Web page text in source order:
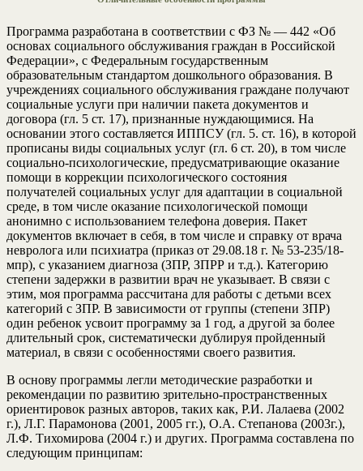
Программа разработана в соответствии с ФЗ № — 442 «Об
основах социального обслуживания граждан в Российской
Федерации», с Федеральным государственным
образовательным стандартом дошкольного образования. В
учреждениях социального обслуживания граждане получают
социальные услуги при наличии пакета документов и
договора (гл. 5 ст. 17), признанные нуждающимися. На
основании этого составляется ИППСУ (гл. 5. ст. 16), в которой
прописаны виды социальных услуг (гл. 6 ст. 20), в том числе
социально-психологические, предусматривающие оказание
помощи в коррекции психологического состояния
получателей социальных услуг для адаптации в социальной
среде, в том числе оказание психологической помощи
анонимно с использованием телефона доверия. Пакет
документов включает в себя, в том числе и справку от врача
невролога или психиатра (приказ от 29.08.18 г. № 53-235/18-
мпр), с указанием диагноза (ЗПР, ЗПРР и т.д.). Категорию
степени задержки в развитии врач не указывает. В связи с
этим, моя программа рассчитана для работы с детьми всех
категорий с ЗПР. В зависимости от группы (степени ЗПР)
один ребенок усвоит программу за 1 год, а другой за более
длительный срок, систематически дублируя пройденный
материал, в связи с особенностями своего развития.
В основу программы легли методические разработки и
рекомендации по развитию зрительно-пространственных
ориентировок разных авторов, таких как, Р.И. Лалаева (2002
г.), Л.Г. Парамонова (2001, 2005 гг.), О.А. Степанова (2003г.),
Л.Ф. Тихомирова (2004 г.) и других. Программа составлена по
следующим принципам: